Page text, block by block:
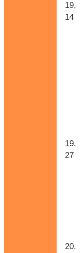
19,
14
19,
27
20,